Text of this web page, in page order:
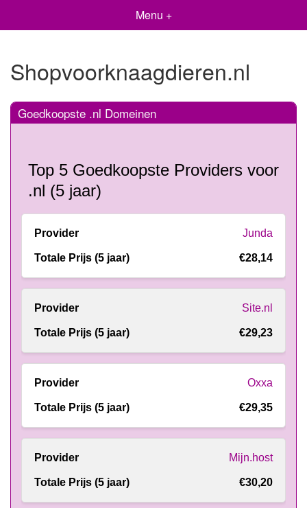
Menu +
Shopvoorknaagdieren.nl
Goedkoopste .nl Domeinen
Top 5 Goedkoopste Providers voor
.nl (5 jaar)
Junda
€28,14
Site.nl
€29,23
Oxxa
€29,35
Mijn.host
€30,20